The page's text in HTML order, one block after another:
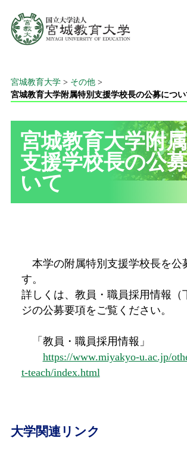
宮城教育大学> その他>
宮城教育大学附属特別支援学校長の公募につい
宮城教育大学附
支援学校長の公
いて
本学の附属特別支援学校長を公
す。
詳しくは、教員・職員採用情報（
ジの公募要項をご覧ください。
「教員・職員採用情報」
https://www.miyakyo-u.ac.jp/
t-teach/index.html
大学関連リンク